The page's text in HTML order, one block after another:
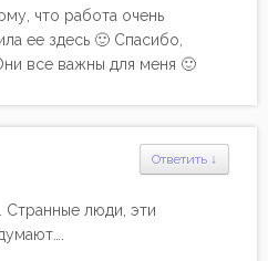
что работа очень
ее здесь 🙂 Спасибо,
все важны для меня 🙂
Ответить ↓
люди, эти